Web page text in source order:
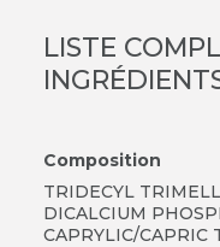
LISTE
Composition
TRIDECYL
DICALCIUM
CAPRYLIC/CAPRIC